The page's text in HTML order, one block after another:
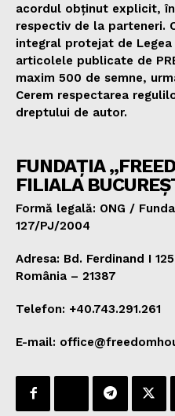
acordul obținut explicit, în
respectiv de la parteneri.
integral protejat de
articolele publicate de
maxim 500 de semne,
Cerem respectarea
dreptului de autor.
FUNDAȚIA
FILIALA
Formă legală: ONG /
127/PJ/2004
Adresa: Bd. Ferdinand I
România – 21387
Telefon: +40.743.291.261
E-mail: